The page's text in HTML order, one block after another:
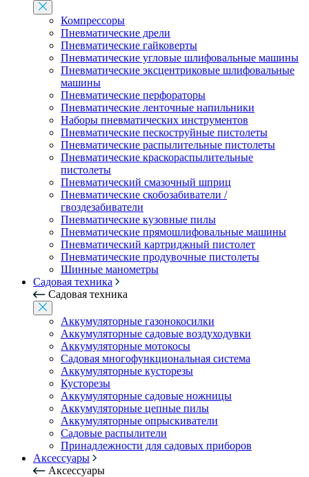
Компрессоры
Пневматические дрели
Пневматические гайковерты
Пневматические угловые шлифовальные машины
Пневматические эксцентриковые шлифовальные
машины
Пневматические перфораторы
Пневматические ленточные напильники
Наборы пневматических инструментов
Пневматические пескоструйные пистолеты
Пневматические распылительные пистолеты
Пневматические краскораспылительные
пистолеты
Пневматический смазочный шприц
Пневматические скобозабиватели /
гвоздезабиватели
Пневматические кузовные пилы
Пневматические прямошлифовальные машины
Пневматический картриджный пистолет
Пневматические продувочные пистолеты
Шинные манометры
Садовая техника
Садовая техника
Аккумуляторные газонокосилки
Аккумуляторные садовые воздуходувки
Аккумуляторные мотокосы
Садовая многофункциональная система
Аккумуляторные кусторезы
Кусторезы
Аккумуляторные садовые ножницы
Аккумуляторные цепные пилы
Аккумуляторные опрыскиватели
Садовые распылители
Принадлежности для садовых приборов
Аксессуары
Аксессуары